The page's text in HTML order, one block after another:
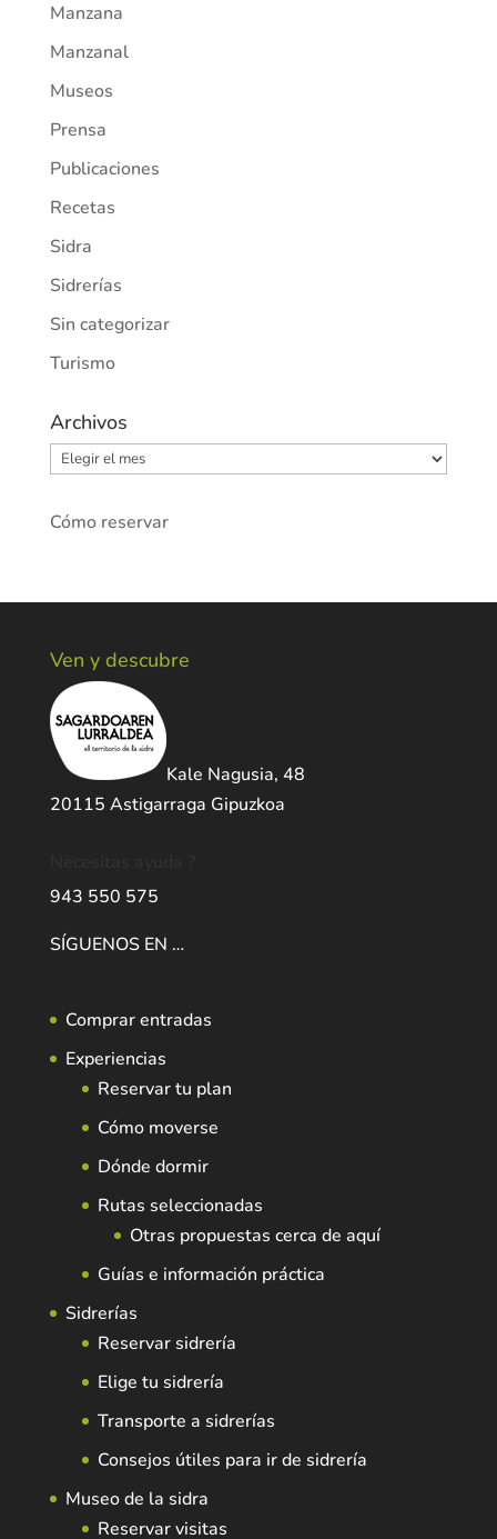
Manzana
Manzanal
Museos
Prensa
Publicaciones
Recetas
Sidra
Sidrerías
Sin categorizar
Turismo
Archivos
Archivos
Cómo reservar
Ven y descubre
Kale Nagusia, 48
20115 Astigarraga Gipuzkoa
943 550 575
SÍGUENOS EN …
Comprar entradas
Experiencias
Reservar tu plan
Cómo moverse
Dónde dormir
Rutas seleccionadas
Otras propuestas cerca de aquí
Guías e información práctica
Sidrerías
Reservar sidrería
Elige tu sidrería
Transporte a sidrerías
Consejos útiles para ir de sidrería
Museo de la sidra
Reservar visitas